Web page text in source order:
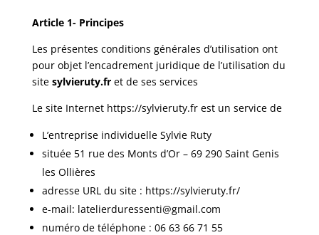
Article 1- Principes
Les présentes conditions générales d’utilisation ont
pour objet l’encadrement juridique de l’utilisation du
site sylvieruty.fr et de ses services
Le site Internet https://sylvieruty.frest un service de
L’entreprise individuelle Sylvie Ruty
située 51 rue des Monts d’Or – 69 290 Saint Genis
les Ollières
adresse URL du site : https://sylvieruty.fr/
e-mail: latelierduressenti@gmail.com
numéro de téléphone : 06 63 66 71 55